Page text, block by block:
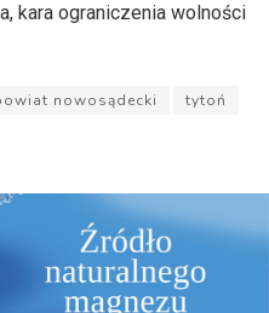
kara ograniczenia wolności
nowosądecki
tytoń